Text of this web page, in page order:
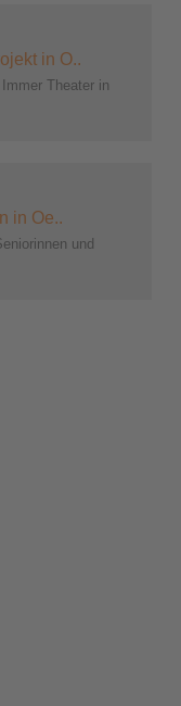
in O..
Theater in
in Oe..
und